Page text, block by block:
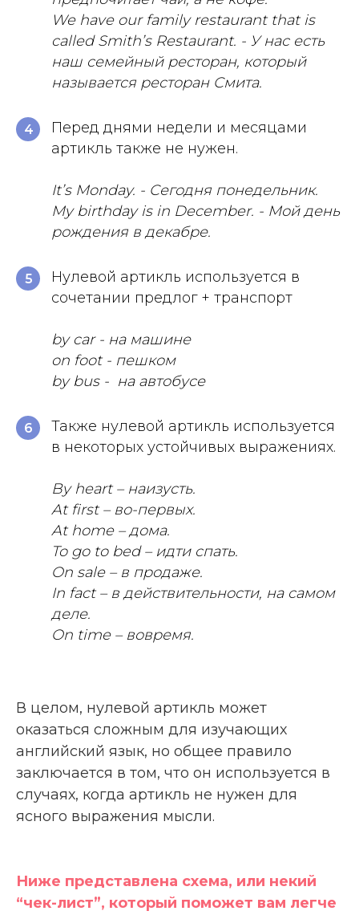
We have our family restaurant that is
called Smith’s Restaurant. - У нас есть
наш семейный ресторан, который
называется ресторан Смита.
4
Перед днями недели и месяцами
артикль также не нужен.
It’s Monday. - Сегодня понедельник.
My birthday is in December. - Мой день
рождения в декабре.
5
Нулевой артикль используется в
сочетании предлог + транспорт
by car - на машине
on foot - пешком
by bus - на автобусе
6
Также нулевой артикль используется
в некоторых устойчивых выражениях.
By heart – наизусть.
At first – во-первых.
At home – дома.
To go to bed – идти спать.
On sale – в продаже.
In fact – в действительности, на самом
деле.
On time – вовремя.
В целом, нулевой артикль может
оказаться сложным для изучающих
английский язык, но общее правило
заключается в том, что он используется в
случаях, когда артикль не нужен для
ясного выражения мысли.
Ниже представлена схема, или некий
“чек-лист”, который поможет вам легче